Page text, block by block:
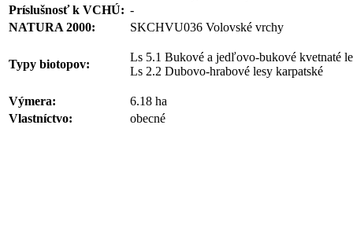
Príslušnosť k VCHÚ: -
NATURA 2000:
SKCHVU036 Volovské vrchy
Typy biotopov:
Ls 5.1 Bukové a jedľovo-bukové kvetnaté
Ls 2.2 Dubovo-hrabové lesy karpatské
Výmera:
6.18 ha
Vlastníctvo:
obecné